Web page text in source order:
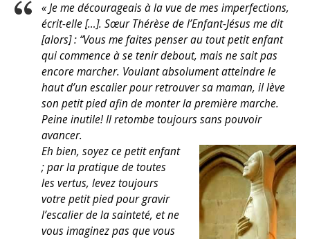
« Je me décourageais à la vue de mes imperfections,
écrit-elle […]. Sœur Thérèse de l’Enfant-Jésus me dit
[alors] : “Vous me faites penser au tout petit enfant
qui commence à se tenir debout, mais ne sait pas
encore marcher. Voulant absolument atteindre le
haut d’un escalier pour retrouver sa maman, il lève
son petit pied afin de monter la première marche.
Peine inutile! Il retombe toujours sans pouvoir
avancer.
Eh bien, soyez ce petit enfant
; par la pratique de toutes
les vertus, levez toujours
votre petit pied pour gravir
l’escalier de la sainteté, et ne
vous imaginez pas que vous